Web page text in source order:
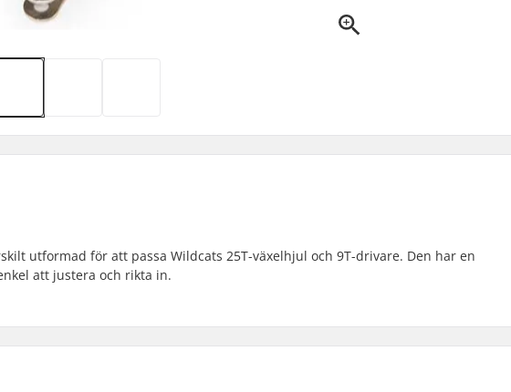
utformad för att passa Wildcats 25T-växelhjul och 9T-drivare. Den har en
att justera och rikta in.